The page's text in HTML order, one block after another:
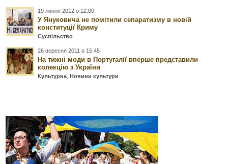
19 липня 2012 о 12:00
У Януковича не помітили сепаратизму в новій
конституції Криму
Суспільство
26 вересня 2011 о 15:45
На тижні моди в Португалії вперше представили
колекцію з України
Культурна ,Новини культури